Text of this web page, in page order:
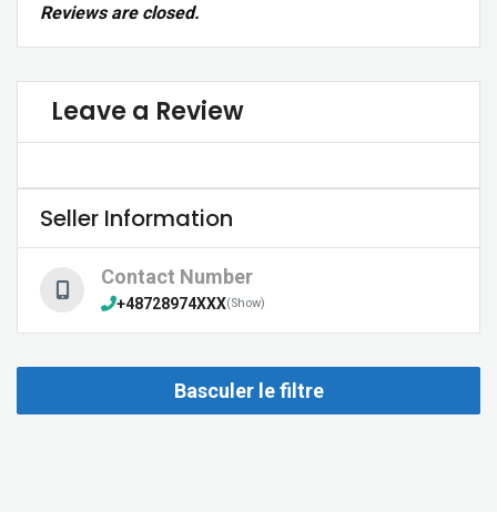
Reviews are closed.
Leave a Review
Seller Information
Contact Number
+48728974XXX(Show)
Basculer le filtre